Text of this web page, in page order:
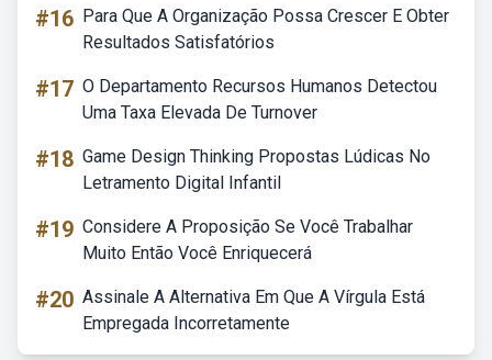
#16 Para Que A Organização Possa Crescer E Obter
Resultados Satisfatórios
#17 O Departamento Recursos Humanos Detectou
Uma Taxa Elevada De Turnover
#18 Game Design Thinking Propostas Lúdicas No
Letramento Digital Infantil
#19 Considere A Proposição Se Você Trabalhar
Muito Então Você Enriquecerá
#20 Assinale A Alternativa Em Que A Vírgula Está
Empregada Incorretamente